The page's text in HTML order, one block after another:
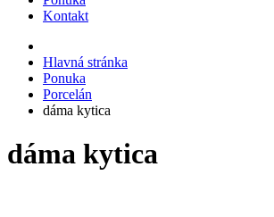
Kontakt
Hlavná stránka
Ponuka
Porcelán
dáma kytica
dáma kytica